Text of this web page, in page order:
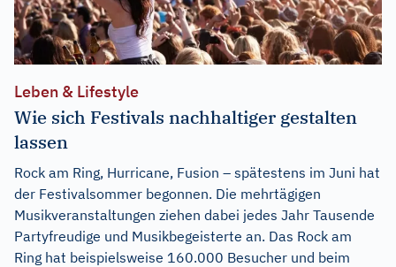
Leben & Lifestyle
Wie sich Festivals nachhaltiger gestalten
lassen
Rock am Ring, Hurricane, Fusion – spätestens im Juni hat
der Festivalsommer begonnen. Die mehrtägigen
Musikveranstaltungen ziehen dabei jedes Jahr Tausende
Partyfreudige und Musikbegeisterte an. Das Rock am
Ring hat beispielsweise 160.000 Besucher und beim